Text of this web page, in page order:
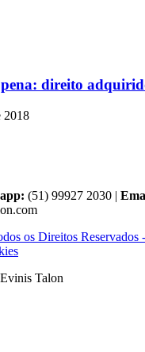
direito
2018
(51) 99927 2030 |
os Direitos Reservados
Talon